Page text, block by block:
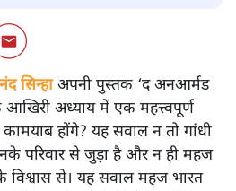
सिन्हाअपनी पुस्तक ‘द अनआर्मड
आखिरी अध्याय में एक महत्त्वपूर्ण
होंगे? यह सवाल न तो गांधी
परिवार से जुड़ा है और न ही महज
के विश्वास से। यह सवाल महज भारत